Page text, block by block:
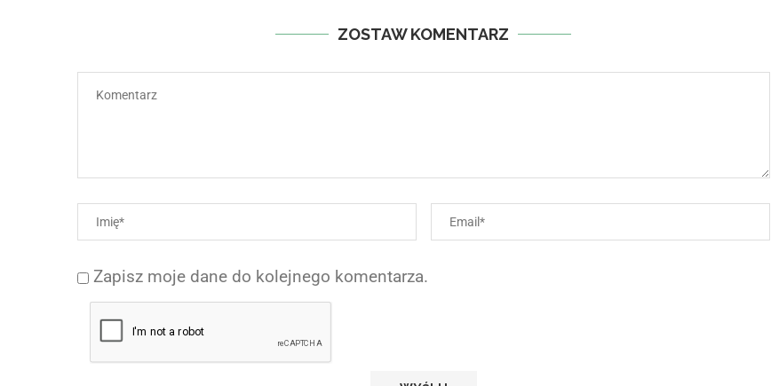
ZOSTAW KOMENTARZ
Zapisz moje dane do kolejnego komentarza.